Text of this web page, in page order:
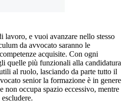
lavoro, e vuoi avanzare nello stesso
da avvocato saranno le
acquisite. Con ogni
quelle più funzionali alla candidatura
al ruolo, lasciando da parte tutto il
senior la formazione è in genere
non occupa spazio eccessivo, mentre